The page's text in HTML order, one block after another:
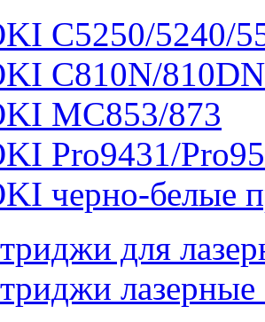
C5250/5240/
C810N/
MC853/873
Pro9431/
черно-белые
для